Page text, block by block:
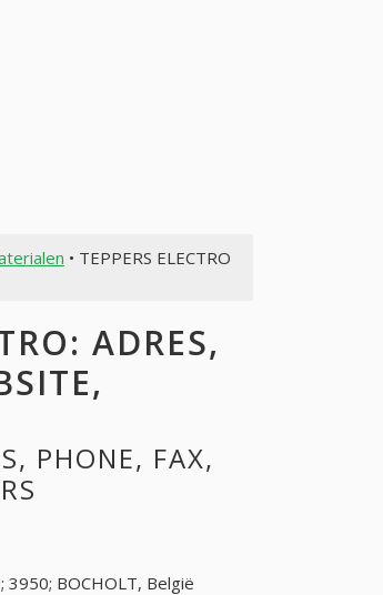
• TEPPERS ELECTRO
ADRES,
PHONE, FAX,
3950; BOCHOLT, België